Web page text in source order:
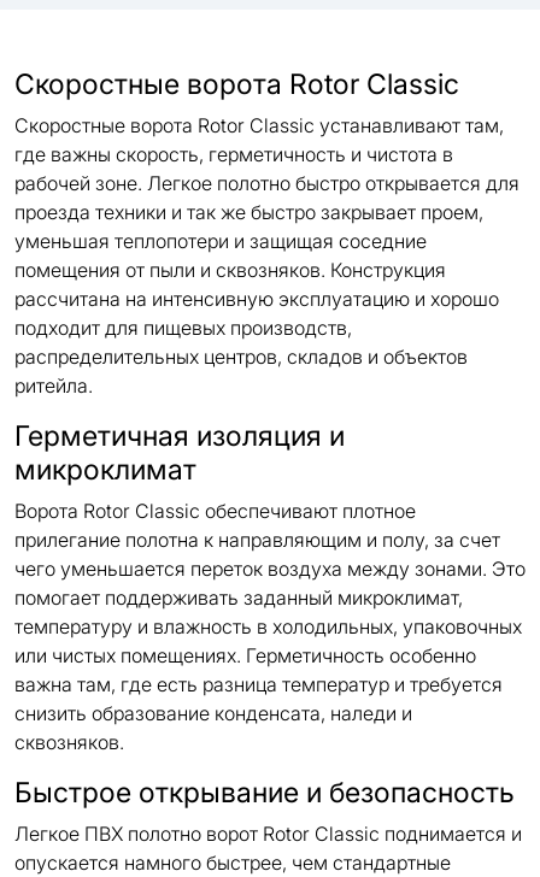
Скоростные ворота Rotor Classic
Скоростные ворота Rotor Classic устанавливают там,
где важны скорость, герметичность и чистота в
рабочей зоне. Легкое полотно быстро открывается для
проезда техники и так же быстро закрывает проем,
уменьшая теплопотери и защищая соседние
помещения от пыли и сквозняков. Конструкция
рассчитана на интенсивную эксплуатацию и хорошо
подходит для пищевых производств,
распределительных центров, складов и объектов
ритейла.
Герметичная изоляция и
микроклимат
Ворота Rotor Classic обеспечивают плотное
прилегание полотна к направляющим и полу, за счет
чего уменьшается переток воздуха между зонами. Это
помогает поддерживать заданный микроклимат,
температуру и влажность в холодильных, упаковочных
или чистых помещениях. Герметичность особенно
важна там, где есть разница температур и требуется
снизить образование конденсата, наледи и
сквозняков.
Быстрое открывание и безопасность
Легкое ПВХ полотно ворот Rotor Classic поднимается и
опускается намного быстрее, чем стандартные